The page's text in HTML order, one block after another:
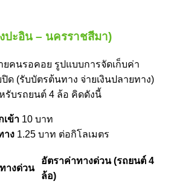
ปะอิน – นครราชสีมา)
คนรอคอย รูปแบบการจัดเก็บค่า
ปิด (รับบัตรต้นทาง จ่ายเงินปลายทาง)
รับรถยนต์ 4 ล้อ คิดดังนี้
เข้า 10 บาท
าง 1.25 บาท ต่อกิโลเมตร
างด่วน
อัตราค่าทางด่วน (รถยนต์ 4
ล้อ)